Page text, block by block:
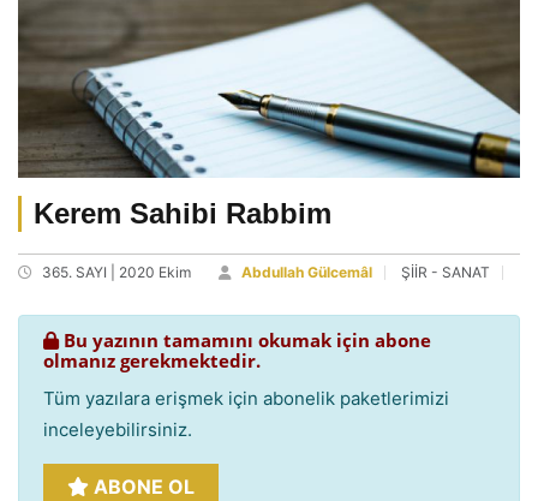
Kerem Sahibi Rabbim
365. SAYI | 2020 Ekim Abdullah Gülcemâl ŞİİR - SANAT
Bu yazının tamamını okumak için abone
olmanız gerekmektedir.
Tüm yazılara erişmek için abonelik paketlerimizi
inceleyebilirsiniz.
ABONE OL